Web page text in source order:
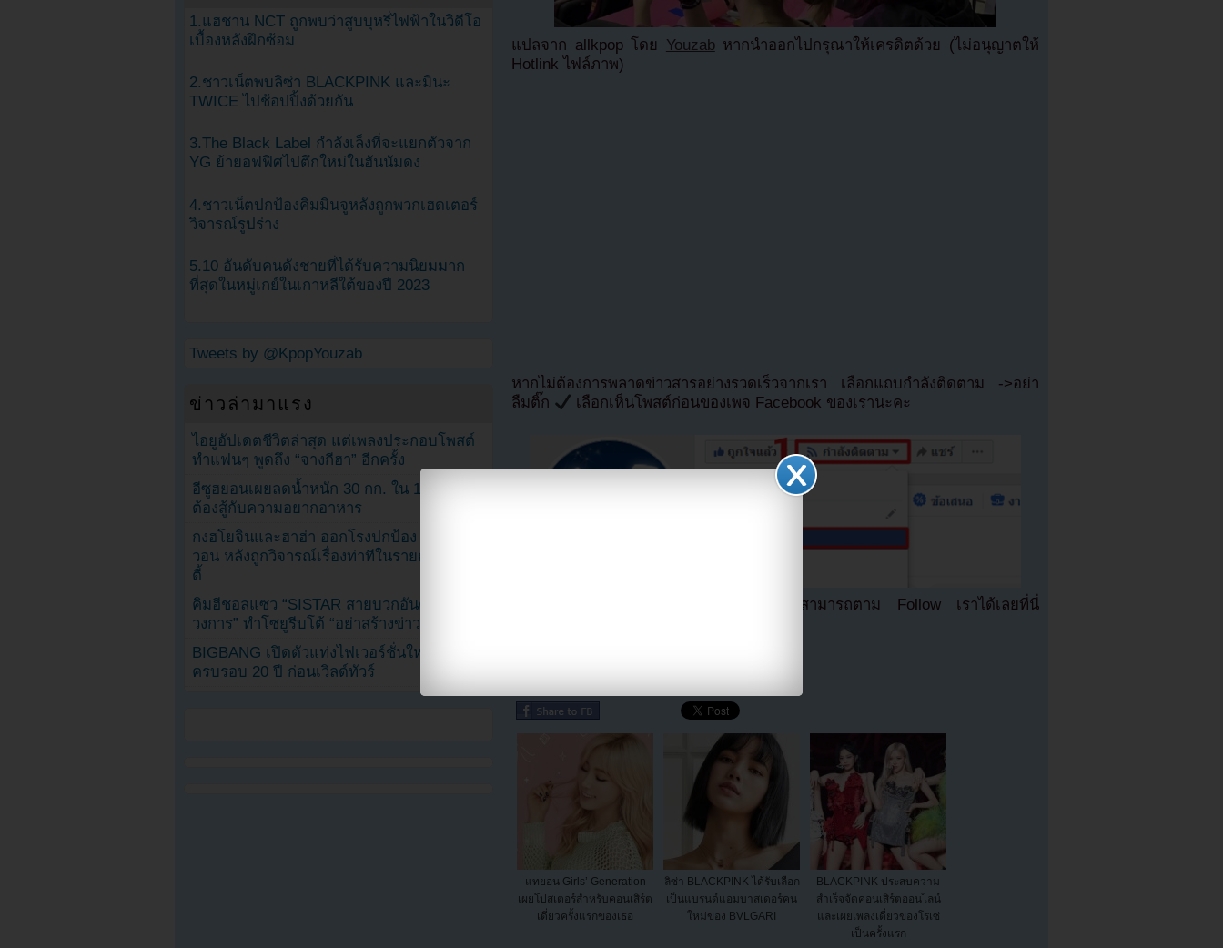
แปลจาก allkpop โดย Youzabหากนำออกไปกรุณาให้เครดิตด้วย (ไม่อนุญาตให้
Hotlink ไฟล์ภาพ)
หากไม่ต้องการพลาดข่าวสารอย่างรวดเร็วจากเรา เลือกแถบกำลังติดตาม ->อย่า
ลืมติ๊ก
เลือกเห็นโพสต์ก่อนของเพจ Facebook ของเรานะคะ
ตอนนี้แฟนๆสามารถติดตามเราได้อีกช่องทางสามารถตาม Follow เราได้เลยที่นี่
แทยอน Girls’ Generation
เผยโปสเตอร์สำหรับคอนเสิร์ต
เดี่ยวครั้งแรกของเธอ
ลิซ่า BLACKPINK ได้รับเลือก
เป็นแบรนด์แอมบาสเดอร์คน
ใหม่ของ BVLGARI
BLACKPINK ประสบความ
สำเร็จจัดคอนเสิร์ตออนไลน์
และเผยเพลงเดี่ยวของโรเซ่
เป็นครั้งแรก
1.แฮชาน NCT ถูกพบว่าสูบบุหรี่ไฟฟ้าในวิดีโอ
เบื้องหลังฝึกซ้อม
2.ชาวเน็ตพบลิซ่า BLACKPINK และมินะ
TWICE ไปช้อปปิ้งด้วยกัน
3.The Black Label กำลังเล็งที่จะแยกตัวจาก
YG ย้ายอฟฟิศไปตึกใหม่ในฮันนัมดง
4.ชาวเน็ตปกป้องคิมมินจูหลังถูกพวกเฮดเตอร์
วิจารณ์รูปร่าง
5.10 อันดับคนดังชายที่ได้รับความนิยมมาก
ที่สุดในหมู่เกย์ในเกาหลีใต้ของปี 2023
Tweets by @KpopYouzab
ข่าวล่ามาแรง
ไอยูอัปเดตชีวิตล่าสุด แต่เพลงประกอบโพสต์
ทำแฟนๆ พูดถึง “จางกีฮา” อีกครั้ง
อีซูฮยอนเผยลดน้ำหนัก 30 กก. ใน 1 ปี แต่ยัง
ต้องสู้กับความอยากอาหาร
กงฮโยจินและฮาฮ่า ออกโรงปกป้อง จองจุน
วอน หลังถูกวิจารณ์เรื่องท่าทีในรายการวาไร
ตี้
คิมฮีชอลแซว “SISTAR สายบวกอันดับ 1 ใน
วงการ” ทำโซยูรีบโต้ “อย่าสร้างข่าวลือ!”
BIGBANG เปิดตัวแท่งไฟเวอร์ชั่นใหม่ ฉลอง
ครบรอบ 20 ปี ก่อนเวิลด์ทัวร์